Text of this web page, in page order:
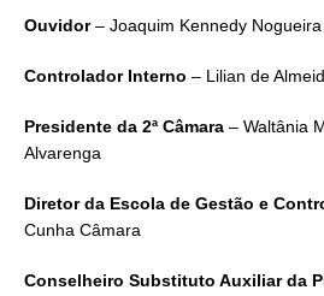
Ouvidor– Joaquim Kennedy
Controlador Interno – Lilian de
Presidente da 2ª Câmara – Waltânia
Alvarenga
Diretor da Escola de Gestão e
Cunha Câmara
Conselheiro Substituto Auxiliar da